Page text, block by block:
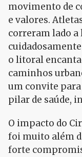
movimento de
e valores.
correram lado a
o litoral
caminhos
um convite
pilar de saúde,
O impacto do
foi muito além
forte